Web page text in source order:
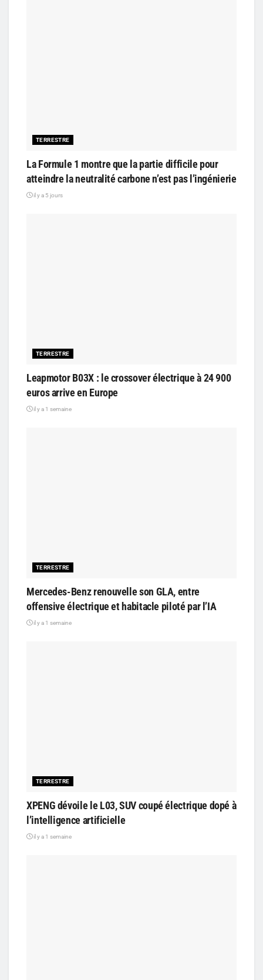
TERRESTRE
La Formule 1 montre que la partie difficile pour
atteindre la neutralité carbone n’est pas l’ingénierie
il y a 5 jours
TERRESTRE
Leapmotor B03X : le crossover électrique à 24 900
euros arrive en Europe
il y a 1 semaine
TERRESTRE
Mercedes-Benz renouvelle son GLA, entre
offensive électrique et habitacle piloté par l’IA
il y a 1 semaine
TERRESTRE
XPENG dévoile le L03, SUV coupé électrique dopé à
l’intelligence artificielle
il y a 1 semaine